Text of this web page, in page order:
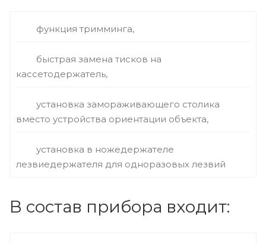
функция тримминга,
быстрая замена тисков на
кассетодержатель,
установка замораживающего столика
вместо устройства ориентации объекта,
установка в ножедержателе
лезвиедержателя для одноразовых лезвий
В состав прибора входит: